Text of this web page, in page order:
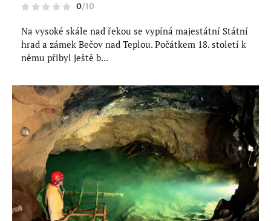
0/10
Na vysoké skále nad řekou se vypíná majestátní Státní
hrad a zámek Bečov nad Teplou. Počátkem 18. století k
němu přibyl ještě b...